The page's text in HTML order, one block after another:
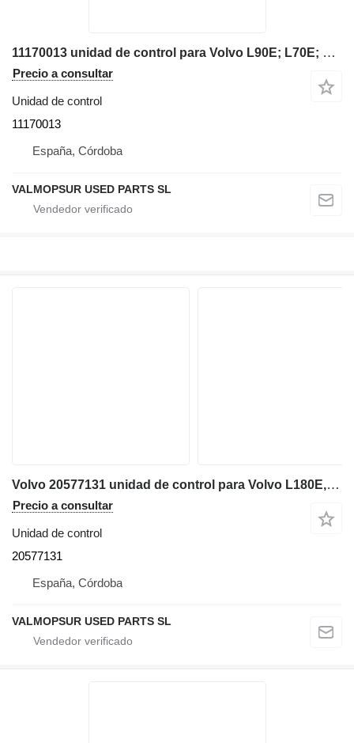
11170013 unidad de control para Volvo L90E; L70E; L60E; L110E; L50E; L150E; L220E; L180E; L150E; L120E; L110E; L180E; L220D; L50D; L70D; L90D; L120D; L150D; L180D; L180D; L330D; L220E; L150E; L180E; L180E; L330E; L120E; L330D; L220E; L150E; L180E; L180E; L330E; L120E; L330D; L220E; L150E; L180E; L180E; L330E; L120E; cargadora de ruedas
Precio a consultar
Unidad de control
11170013
España, Córdoba
VALMOPSUR USED PARTS SL
Volvo 20577131 unidad de control para Volvo L180E, L150E, L220E, EC460B, EC360B, EC330B, A40D. A35D, A30D, A25D cargadora de ruedas
Precio a consultar
Unidad de control
20577131
España, Córdoba
VALMOPSUR USED PARTS SL